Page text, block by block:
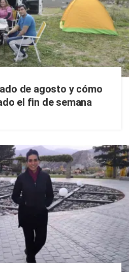
de agosto y cómo
el fin de semana